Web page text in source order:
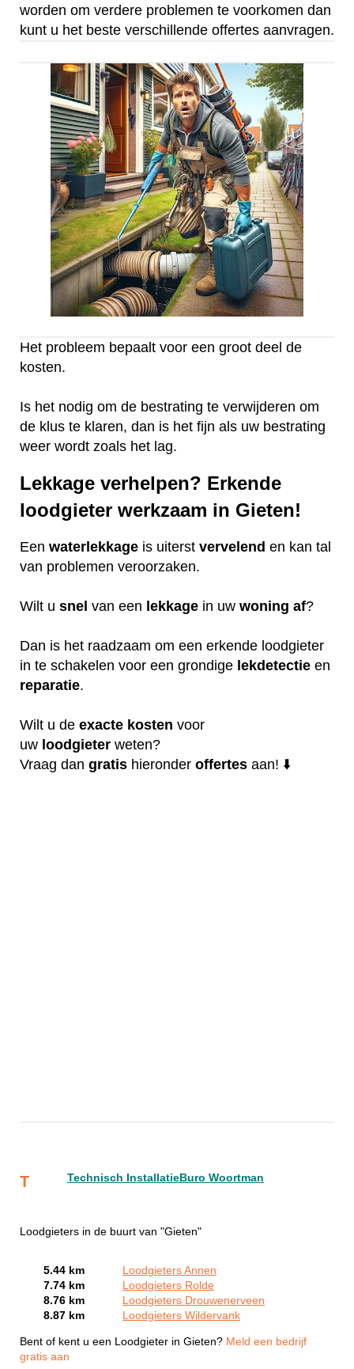
worden om verdere problemen te voorkomen dan
kunt u het beste verschillende offertes aanvragen.
Het probleem bepaalt voor een groot deel de
kosten.
Is het nodig om de bestrating te verwijderen om
de klus te klaren, dan is het fijn als uw bestrating
weer wordt zoals het lag.
Lekkage verhelpen? Erkende
loodgieter werkzaam in Gieten!
Een waterlekkage is uiterst vervelend en kan tal
van problemen veroorzaken.
Wilt u snel van een lekkage in uw woning af?
Dan is het raadzaam om een erkende loodgieter
in te schakelen voor een grondige lekdetectie en
reparatie.
Wilt u de exacte kosten voor
uw loodgieter weten?
Vraag dan gratis hieronder offertes aan! ⬇️
T Technisch InstallatieBuro Woortman
Loodgieters in de buurt van "Gieten"
5.44 km
Loodgieters Annen
7.74 km
Loodgieters Rolde
8.76 km
Loodgieters Drouwenerveen
8.87 km
Loodgieters Wildervank
Bent of kent u een Loodgieter in Gieten? Meld een bedrijf
gratis aan